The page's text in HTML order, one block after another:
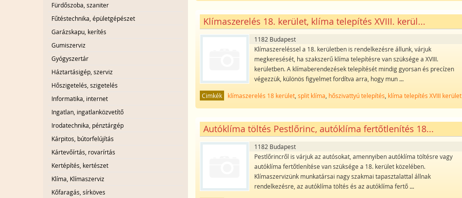
Fürdőszoba, szaniter
Fűtéstechnika, épületgépészet
Garázskapu, kerítés
Gumiszerviz
Gyógyszertár
Háztartásigép, szerviz
Hőszigetelés, szigetelés
Informatika, internet
Ingatlan, ingatlanközvetítő
Irodatechnika, pénztárgép
Kárpitos, bútorfelújítás
Kártevőírtás, rovarírtás
Kertépítés, kertészet
Klíma, Klímaszerviz
Kőfaragás, sírköves
Klímaszerelés 18. kerület, klíma telepítés XVIII. kerül...
1182 Budapest
Klímaszereléssel a 18. kerületben is rendelkezésre állunk, várjuk
megkeresését, ha szakszerű klíma telepítésre van szüksége a XVIII.
kerületben. A klímaberendezések telepítését mindig gyorsan és precízen
végezzük, különös figyelmet fordítva arra, hogy mun...
Cimkék klímaszerelés 18 kerület,split klíma, hőszivattyú telepítés, klíma telepítés XVIII kerület
Autóklíma töltés Pestlőrinc, autóklíma fertőtlenítés 18...
1182 Budapest
Pestlőrincről is várjuk az autósokat, amennyiben autóklíma töltésre vagy
autóklíma fertőtlenítése van szüksége a 18. kerület közelében.
Klímaszervizünk munkatársai nagy szakmai tapasztalattal állnak
rendelkezésre, az autóklíma töltés és az autóklíma fertő...